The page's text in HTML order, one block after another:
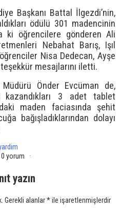
Başkanı Battal İlgezdi’nin,
ödülü 301 madencinin
ki öğrencilere gönderen Ali
Nebahat Barış, Işıl
Nisa Dedecan, Ayşe
teşekkür mesajlarını iletti.
Önder Evcüman de,
3 adet tablet
maden faciasında şehit
bağışladıklarından dolayı
yorum ·
yazın
Gerekli alanlar*ile işaretlenmişlerdir